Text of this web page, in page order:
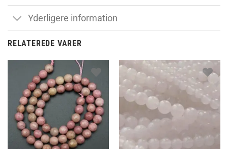
Yderligere information
RELATEREDE VARER